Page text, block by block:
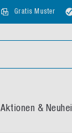
Gratis Muster
Aktionen &